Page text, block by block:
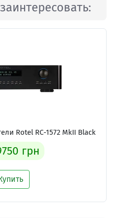
Rotel RC-1572 MkII Black
грн